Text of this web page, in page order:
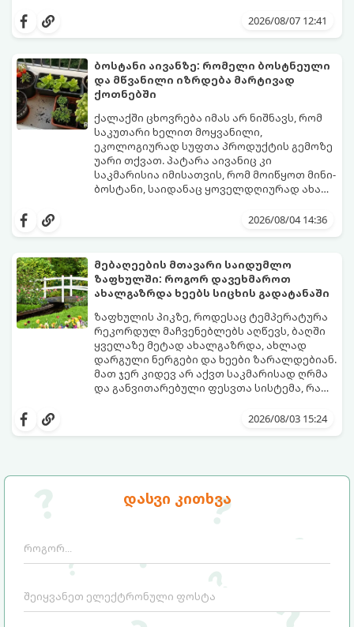
დასვი კითხვა
ზამთარს გაუძლონ, აგვისტოს ბოლომდე 5
2026/08/07 12:41
ბოსტანი აივანზე: რომელი ბოსტნეული
და მწვანილი იზრდება მარტივად
ქოთნებში
ქალაქში ცხოვრება იმას არ ნიშნავს, რომ
საკუთარი ხელით მოყვანილი,
ეკოლოგიურად სუფთა პროდუქტის გემოზე
უარი თქვათ. პატარა აივანიც კი
საკმარისია იმისათვის, რომ მოიწყოთ მინი-
ბოსტანი, საიდანაც ყოველდღიურად ახალ,
სასიამოვნო და ესთეტიკური ჰობია.
კარგად და როგორ მოუაროთ მათ სწორად.
2026/08/04 14:36
მებაღეების მთავარი საიდუმლო
ზაფხულში: როგორ დავეხმაროთ
ახალგაზრდა ხეებს სიცხის გადატანაში
ზაფხულის პიკზე, როდესაც ტემპერატურა
რეკორდულ მაჩვენებლებს აღწევს, ბაღში
ყველაზე მეტად ახალგაზრდა, ახლად
დარგული ნერგები და ხეები ზარალდებიან.
მათ ჯერ კიდევ არ აქვთ საკმარისად ღრმა
და განვითარებული ფესვთა სისტემა, რათა
დამოუკიდებლად მოიპოვონ.
არ დავეხმარებით, მათ შესაძლოა
გთავაზობთ მებაღეების გამოცდილ
როგორ გადავარჩინოთ ახალგაზრდა ხეები
2026/08/03 15:24